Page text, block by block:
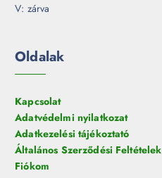
V: zárva
Oldalak
Kapcsolat
Adatvédelmi nyilatkozat
Adatkezelési tájékoztató
Általános Szerződési Feltételek
Fiókom